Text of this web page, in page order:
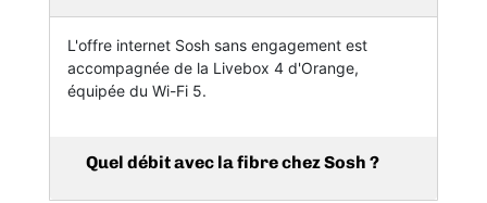
L'offre internet Sosh sans engagement est
accompagnée de la Livebox 4 d'Orange,
équipée du Wi-Fi 5.
Quel débit avec la fibre chez Sosh ?